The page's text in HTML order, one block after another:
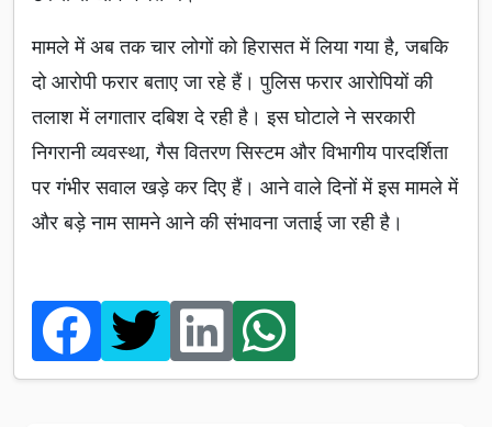
मामले में अब तक चार लोगों को हिरासत में लिया गया है, जबकि
दो आरोपी फरार बताए जा रहे हैं। पुलिस फरार आरोपियों की
तलाश में लगातार दबिश दे रही है। इस घोटाले ने सरकारी
निगरानी व्यवस्था, गैस वितरण सिस्टम और विभागीय पारदर्शिता
पर गंभीर सवाल खड़े कर दिए हैं। आने वाले दिनों में इस मामले में
और बड़े नाम सामने आने की संभावना जताई जा रही है।